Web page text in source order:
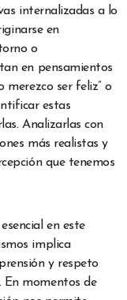
internalizadas a lo
en
o
en pensamientos
merezco ser feliz” o
estas
Analizarlas con
más realistas y
que tenemos
en este
implica
y respeto
En momentos de